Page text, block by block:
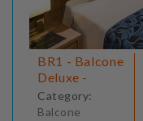
BR1 - Balcone
Deluxe -
Category:
Balcone